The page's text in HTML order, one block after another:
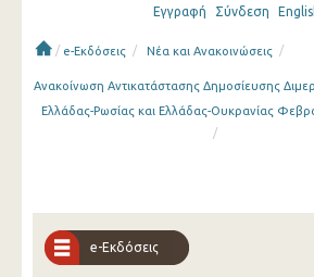
Εγγραφή Σύνδεση
/ e-Εκδόσεις / Νέα και Ανακοινώσεις /
Ανακοίνωση Αντικατάστασης Δημοσίευσης
Ελλάδας-Ρωσίας και Ελλάδας-Ουκρανίας
/
e-Εκδόσεις